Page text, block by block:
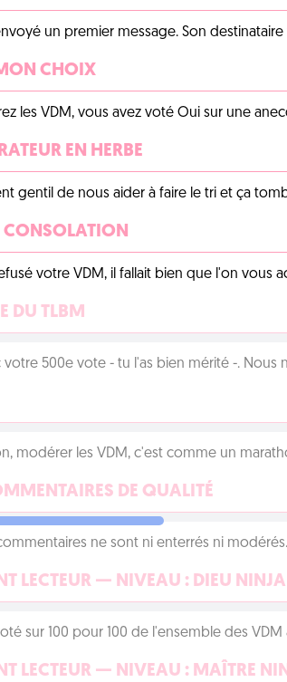
un premier message. Son
CHOIX
les VDM, vous avez voté Oui sur une
EN HERBE
gentil de nous aider à faire le tri et ça
CONSOLATION
votre VDM, il fallait bien que l'on vous
DU TLBM
500e vote - tu l'as bien mérité -. Nous
modérer les VDM, c'est comme un
DE QUALITÉ
ne sont ni enterrés ni
LECTEUR — NIVEAU : DIEU NINJA
sur 100 pour 100 de l'ensemble des VDM
LECTEUR — NIVEAU : MAÎTRE